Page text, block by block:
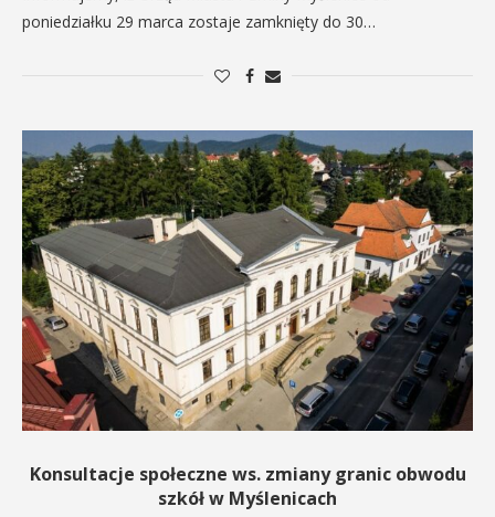
poniedziałku 29 marca zostaje zamknięty do 30…
Konsultacje społeczne ws. zmiany granic obwodu
szkół w Myślenicach